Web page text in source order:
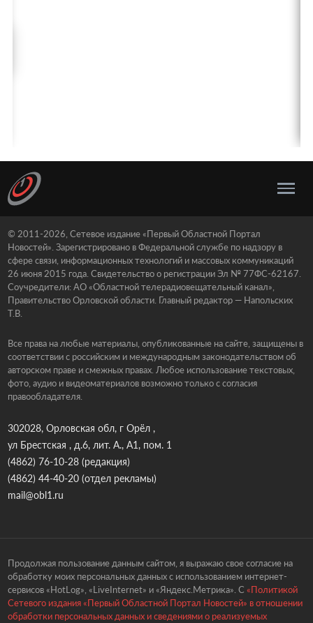
© 2011-2026, Сетевое издание «Первый Областной Портал
Новостей». Зарегистрировано в Федеральной службе по надзору в
сфере связи, информационных технологий и массовых коммуникаций
26 июня 2015 года. Свидетельство о регистрации Эл № 77ФС-62167.
Соучредители: АО «Областной телерадиовещательный канал»,
Правительство Орловской области. Главный редактор — Напольских
Т.В.
Все права на любые материалы, опубликованные на сайте, защищены в
соответствии с российским и международным законодательством об
авторском праве и смежных правах. Любое использование текстовых,
фото, аудио и видеоматериалов возможно только с согласия
правообладателя.
302028, Орловская обл, г Орёл ,
ул Брестская , д.6, лит. А., А1, пом. 1
(4862) 76-10-28(редакция)
(4862) 44-40-20(отдел рекламы)
mail@obl1.ru
Продолжая пользование данным сайтом, я выражаю свое согласие на
обработку моих персональных данных с использованием интернет-
сервисов «HotLog», «LiveInternet» и «Яндекс.Метрика». С «Политикой
Сетевого издания «Первый Областной Портал Новостей» в отношении
обработки персональных данных и сведениями о реализуемых